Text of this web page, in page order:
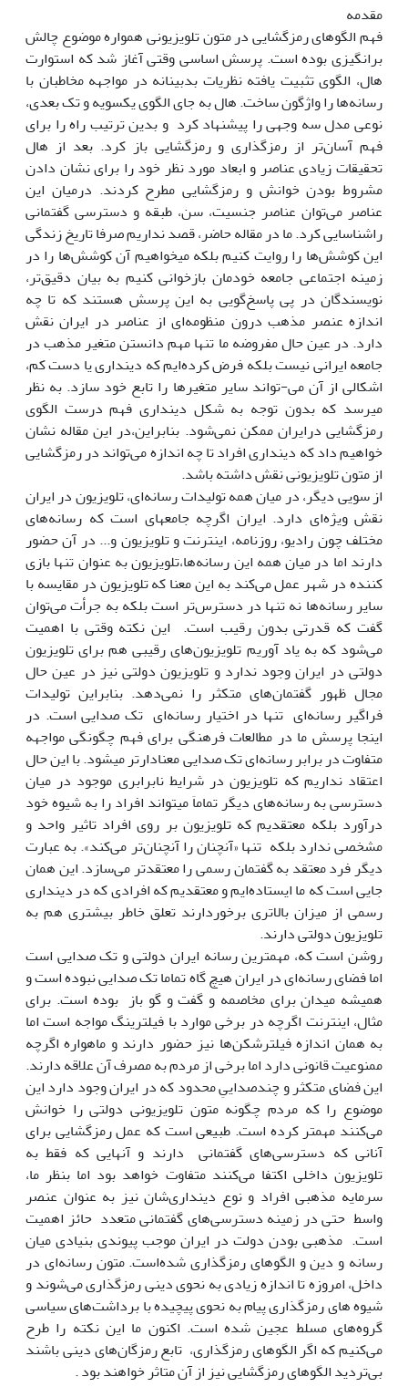
مقدمه
فهم الگوهای رمزگشایی در متون تلویزیونی همواره موضوع چالش
برانگیزی بوده است. پرسش اساسی وقتی آغاز شد که استوارت
هال، الگوی تثبیت یافته نظریات بدبینانه در مواجهه مخاطبان با
رسانه‌ها را واژگون ساخت. هال به جای الگوی یک‎سویه و تک بعدی،
نوعی مدل سه وجهی را پیشنهاد کرد و بدین ترتیب راه را برای
فهم آسان‏‌تر از رمزگذاری و رمزگشایی باز کرد. بعد از هال
تحقیقات زیادی عناصر و ابعاد مورد نظر خود را برای نشان دادن
مشروط بودن خوانش و رمزگشایی مطرح کردند. درمیان این
عناصر می‌توان عناصر جنسیت، سن، طبقه و دسترسی گفتمانی
راشناسایی کرد. ما در مقاله حاضر، قصد نداریم صرفا تاریخ زندگی
این کوشش‌ها را روایت کنیم بلکه می‏‎خواهیم آن کوشش‌ها را در
زمینه اجتماعی جامعه خودمان بازخوانی کنیم به بیان دقیق‌تر،
نویسندگان در پی پاسخ‌گویی به این پرسش هستند که تا چه
اندازه عنصر مذهب درون منظومه‌ای از عناصر در ایران نقش
دارد. در عین حال مفروضه ما تنها مهم دانستن متغیر مذهب در
جامعه ایرانی نیست بلکه فرض کرده‌ایم که دین‏داری یا دست کم،
اشکالی از آن می-تواند سایر متغیرها را تابع خود سازد. به نظر
می‏رسد که بدون توجه به شکل دین‏داری فهم درست الگوی
رمزگشایی درایران ممکن نمی‌شود. بنابراین،در این مقاله نشان
خواهیم داد که دین‏داری افراد تا چه اندازه می‌تواند در رمزگشایی
از متون تلویزیونی نقش داشته باشد.
از سویی دیگر، در میان همه تولیدات رسانه‌ای، تلویزیون در ایران
نقش ویژه‌ای دارد. ایران اگرچه جامعه‏ای است که رسانه‌های
مختلف چون رادیو، روزنامه، اینترنت و تلویزیون و... در آن حضور
دارند اما در میان همه این رسانه‌ها،تلویزیون به عنوان تنها بازی
کننده در شهر عمل می‌کند به این معنا که تلویزیون در مقایسه با
سایر رسانه‌ها نه تنها در دسترس‌تر است بلکه به جرأت می‌توان
گفت که قدرتی بدون رقیب است. این نکته وقتی با اهمیت
می‌شود که به یاد آوریم تلویزیون‌های رقیبی هم برای تلویزیون
دولتی در ایران وجود ندارد و تلویزیون دولتی نیز در عین حال
مجال ظهور گفتمان‌های متکثر را نمی‌دهد. بنابراین تولیدات
فراگیر رسانه‌ای تنها در اختیار رسانه‌ای تک صدایی است. در
اینجا پرسش ما در مطالعات فرهنگی برای فهم چگونگی مواجهه
متفاوت در برابر رسانه‌ای تک صدایی معنادارتر می‎شود. با این حال
اعتقاد نداریم که تلویزیون در شرایط نابرابری موجود در میان
دسترسی به رسانه‌های دیگر تماماَ می‏تواند افراد را به شیوه خود
درآورد بلکه معتقدیم که تلویزیون بر روی افراد تاثیر واحد و
مشخصی ندارد بلکه تنها «آنچنان را آنچنان‌تر می‌کند». به عبارت
دیگر فرد معتقد به گفتمان رسمی را معتقدتر می‌سازد. این همان
جایی است که ما ایستاده‌ایم و معتقدیم که افرادی که در دین‏داری
رسمی از میزان بالاتری برخوردارند تعلق خاطر بیشتری هم به
تلویزیون دولتی دارند.
روشن است که، مهمترین رسانه ایران دولتی و تک صدایی است
اما فضای رسانه‌ای در ایران هیچ گاه تماما تک صدایی نبوده است و
همیشه میدان برای مخاصمه و گفت و گو باز بوده است. برای
مثال، اینترنت اگرچه در برخی موارد با فیلترینگ مواجه است اما
به همان اندازه فیلترشکن‌ها نیز حضور دارند و ماهواره اگرچه
ممنوعیت قانونی دارد اما برخی از مردم به مصرف آن علاقه دارند.
این فضای متکثر و چندصداییِ محدود که در ایران وجود دارد این
موضوع را که مردم چگونه متون تلویزیونی دولتی را خوانش
می‌کنند مهمتر کرده است. طبیعی است که عمل رمزگشایی برای
آنانی که دسترسی‌های گفتمانی دارند و آن‏ها‏‎یی که فقط به
تلویزیون داخلی اکتفا می‌کنند متفاوت خواهد بود اما بنظر ما،
سرمایه مذهبی افراد و نوع دین‏داری‌شان نیز به عنوان عنصر
واسط حتی در زمینه دسترسی‌های گفتمانی متعدد حائز اهمیت
است. مذهبی بودن دولت در ایران موجب پیوندی بنیادی میان
رسانه و دین و الگوهای رمزگذاری شده‌است. متون رسانه‌ای در
داخل، امروزه تا اندازه زیادی به نحوی دینی رمزگذاری می‌شوند و
شیوه های رمزگذاری پیام به نحوی پیچیده با برداشت‌های سیاسی
گروه‌های مسلط عجین شده است. اکنون ما این نکته را طرح
می‌کنیم که اگر الگوهای رمزگذاری، تابع رمزگان‌های دینی باشند
بی‌تردید الگوهای رمزگشایی نیز از آن متاثر خواهند بود .